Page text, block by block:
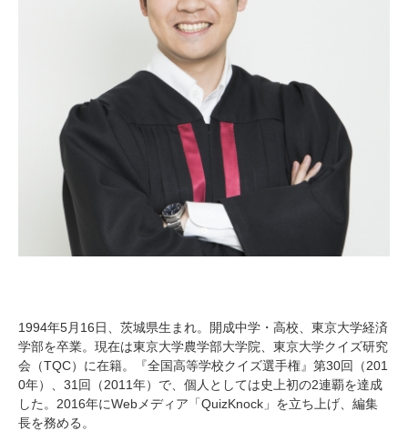
1994年5月16日、茨城県生まれ。開成中学・高校、東京大学経済
学部を卒業。現在は東京大学農学部大学院、東京大学クイズ研究
会（TQC）に在籍。『全国高等学校クイズ選手権』第30回（201
0年）、31回（2011年）で、個人としては史上初の2連覇を達成
した。2016年にWebメディア「QuizKnock」を立ち上げ、編集
長を務める。